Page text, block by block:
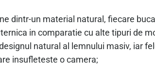
dintr-un material natural, fiecare
in comparatie cu alte tipuri de
natural al lemnului masiv, iar
insufleteste o camera;